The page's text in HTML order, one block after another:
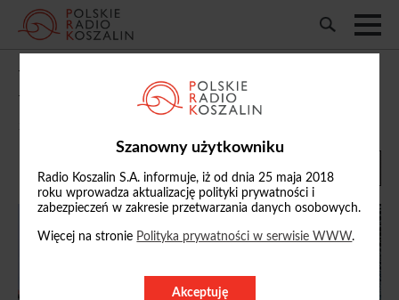
Szanowny użytkowniku
Radio Koszalin S.A. informuje, iż od dnia 25 maja 2018
roku wprowadza aktualizację polityki prywatności i
zabezpieczeń w zakresie przetwarzania danych osobowych.
Więcej na stronie Polityka prywatności w serwisie WWW.
Akceptuję
W Szczecinku trwa finał wojewódzki
turnieju Puchar Tymbarku